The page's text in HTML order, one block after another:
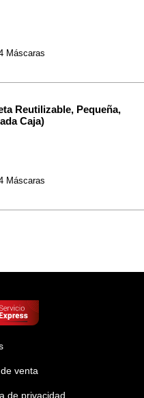
Máscaras
Reutilizable, Pequeña,
Caja)
Máscaras
venta
de privacidad